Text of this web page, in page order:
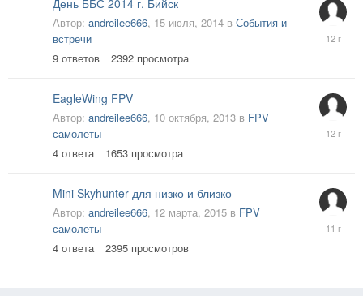
День ББС 2014 г. Бийск
Автор: andreilee666, 15 июля, 2014 в События и
встречи
9 ответов 2392 просмотра
27
июля,
EagleWing FPV
Автор: andreilee666, 10 октября, 2013 в FPV
самолеты
4 ответа 1653 просмотра
декабря,
Mini Skyhunter для низко и близко
Автор: andreilee666, 12 марта, 2015 в FPV
самолеты
4 ответа 2395 просмотров
16
марта,